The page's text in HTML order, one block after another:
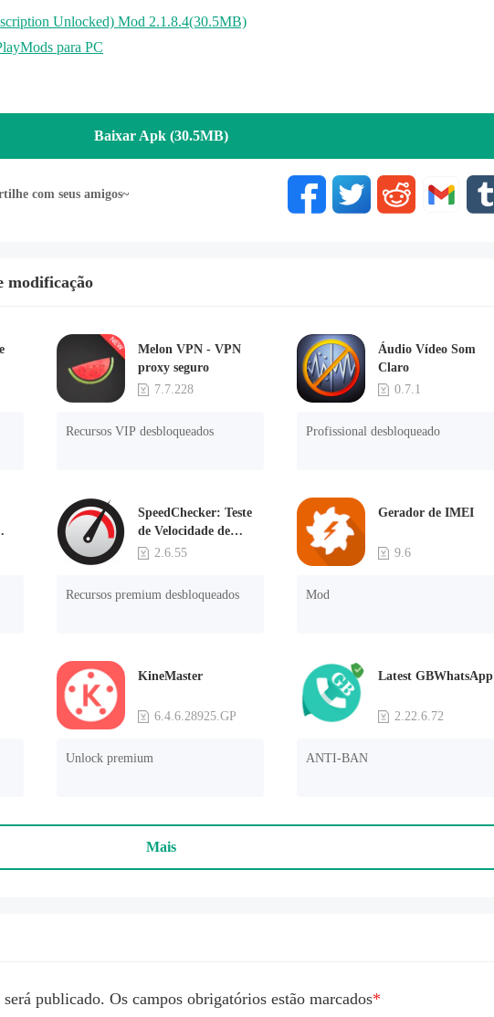
Unlocked) Mod 2.1.8.4(30.5MB)
para PC
Baixar Apk (30.5MB)
com seus amigos~
modificação
Melon VPN - VPN
proxy seguro
7.7.228
Recursos VIP desbloqueados
Áudio Vídeo Som
Claro
0.7.1
Profissional desbloqueado
SpeedChecker: Teste
de Velocidade de
Internet
2.6.55
Recursos premium desbloqueados
Gerador de IMEI
9.6
Mod
KineMaster
6.4.6.28925.GP
Unlock premium
Latest GBWhatsApp
2.22.6.72
ANTI-BAN
Mais
publicado. Os campos obrigatórios estão marcados*